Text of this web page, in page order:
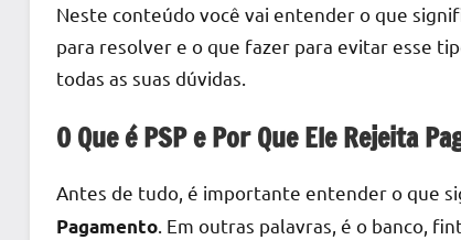
Neste conteúdo você vai entender o que
para resolver e o que fazer para evitar esse
todas as suas dúvidas.
O Que é PSP e Por Que Ele Rejeita
Antes de tudo, é importante entender o que
Pagamento . Em outras palavras, é o banco,